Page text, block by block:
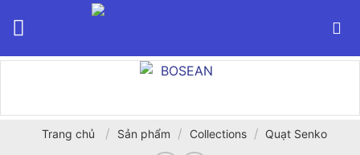
Trang chủ / Sản phẩm / Collections / Quạt Senko